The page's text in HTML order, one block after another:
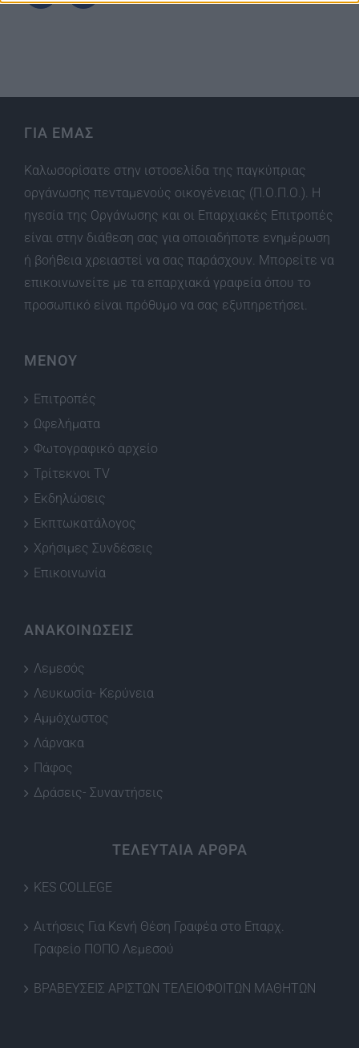
ΓΙΑ ΕΜΑΣ
Καλωσορίσατε στην ιστοσελίδα της παγκύπριας
οργάνωσης πενταμενούς οικογένειας (Π.Ο.Π.Ο.). Η
ηγεσία της Οργάνωσης και οι Επαρχιακές Επιτροπές
είναι στην διάθεση σας για οποιαδήποτε ενημέρωση
ή βοήθεια χρειαστεί να σας παράσχουν. Μπορείτε να
επικοινωνείτε με τα επαρχιακά γραφεία όπου το
προσωπικό είναι πρόθυμο να σας εξυπηρετήσει.
ΜΕΝΟΥ
Επιτροπές
Ωφελήματα
Φωτογραφικό αρχείο
Τρίτεκνοι TV
Εκδηλώσεις
Εκπτωκατάλογος
Χρήσιμες Συνδέσεις
Επικοινωνία
ΑΝΑΚΟΙΝΩΣΕΙΣ
Λεμεσός
Λευκωσία- Κερύνεια
Αμμόχωστος
Λάρνακα
Πάφος
Δράσεις- Συναντήσεις
ΤΕΛΕΥΤΑΙΑ ΑΡΘΡΑ
KES COLLEGE
Αιτήσεις Για Κενή Θέση Γραφέα στο Επαρχ.
Γραφείο ΠΟΠΟ Λεμεσού
ΒΡΑΒΕΥΣΕΙΣ ΑΡΙΣΤΩΝ ΤΕΛΕΙΟΦΟΙΤΩΝ ΜΑΘΗΤΩΝ